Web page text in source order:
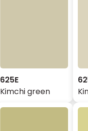
625E
Kimchi green